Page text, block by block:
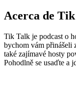
Acerca de
Tik Talk je podcast o
bychom vám přinášeli
také zajímavé hosty
Pohodlně se usaďte a